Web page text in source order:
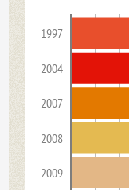
1997
2004
2007
2008
2009